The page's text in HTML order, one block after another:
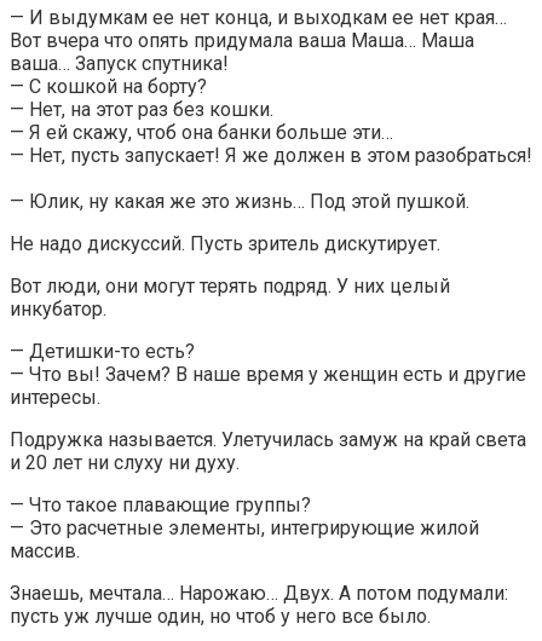
— И выдумкам ее нет конца, и выходкам ее нет края…
Вот вчера что опять придумала ваша Маша… Маша
ваша… Запуск спутника!
— С кошкой на борту?
— Нет, на этот раз без кошки.
— Я ей скажу, чтоб она банки больше эти…
— Нет, пусть запускает! Я же должен в этом разобраться!
— Юлик, ну какая же это жизнь… Под этой пушкой.
Не надо дискуссий. Пусть зритель дискутирует.
Вот люди, они могут терять подряд. У них целый
инкубатор.
— Детишки-то есть?
— Что вы! Зачем? В наше время у женщин есть и другие
интересы.
Подружка называется. Улетучилась замуж на край света
и 20 лет ни слуху ни духу.
— Что такое плавающие группы?
— Это расчетные элементы, интегрирующие жилой
массив.
Знаешь, мечтала… Нарожаю… Двух. А потом подумали:
пусть уж лучше один, но чтоб у него все было.